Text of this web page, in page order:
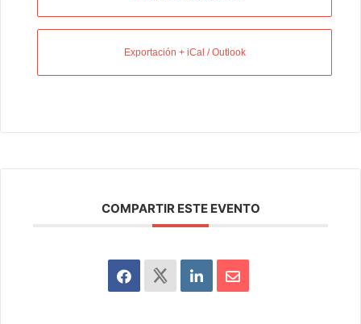
Exportación + iCal / Outlook
COMPARTIR ESTE EVENTO